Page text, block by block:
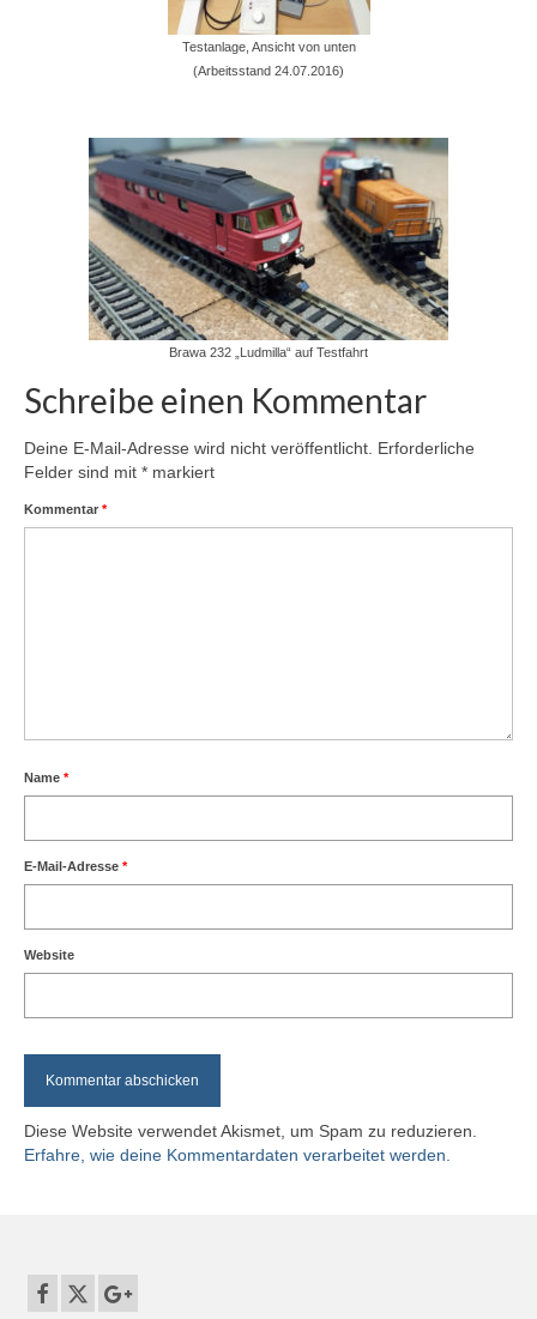
Testanlage, Ansicht von unten
(Arbeitsstand 24.07.2016)
Brawa 232 „Ludmilla“ auf Testfahrt
Schreibe einen Kommentar
Deine E-Mail-Adresse wird nicht veröffentlicht. Erforderliche
Felder sind mit * markiert
Kommentar *
Name *
E-Mail-Adresse *
Website
Diese Website verwendet Akismet, um Spam zu reduzieren.
Erfahre, wie deine Kommentardaten verarbeitet werden.